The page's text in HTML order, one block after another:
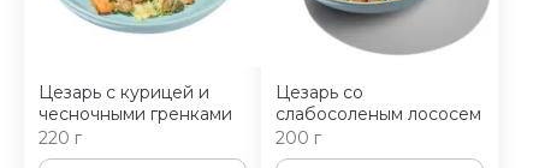
Цезарь с курицей и
чесночными гренками
220 г
Цезарь со
слабосоленым лососем
200 г